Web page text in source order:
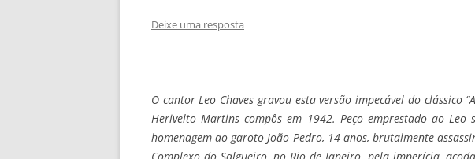
Deixe uma resposta
O cantor Leo Chaves gravou esta versão impecável do clássico
Herivelto Martins compôs em 1942. Peço emprestado ao
homenagem ao garoto João Pedro, 14 anos, brutalmente